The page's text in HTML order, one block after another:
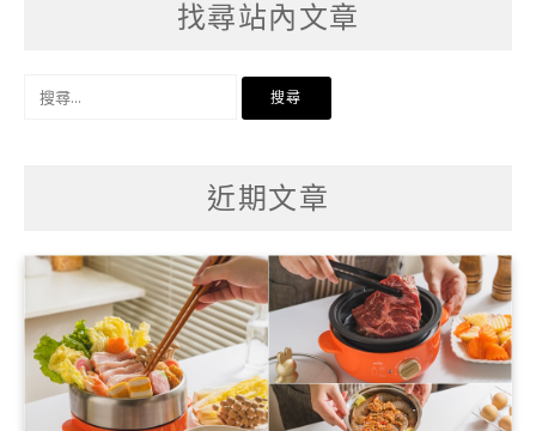
找尋站內文章
近期文章